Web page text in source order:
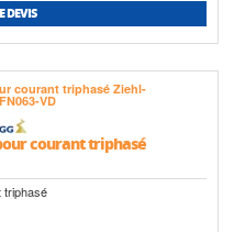
DEVIS
courant triphasé
triphasé